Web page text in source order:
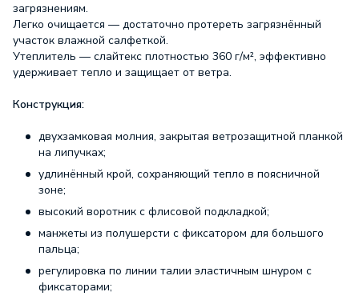
загрязнениям.
Легко очищается — достаточно протереть загрязнённый
участок влажной салфеткой.
Утеплитель — слайтекс плотностью 360 г/м², эффективно
удерживает тепло и защищает от ветра.
Конструкция:
двухзамковая молния, закрытая ветрозащитной планкой
на липучках;
удлинённый крой, сохраняющий тепло в поясничной
зоне;
высокий воротник с флисовой подкладкой;
манжеты из полушерсти с фиксатором для большого
пальца;
регулировка по линии талии эластичным шнуром с
фиксаторами;